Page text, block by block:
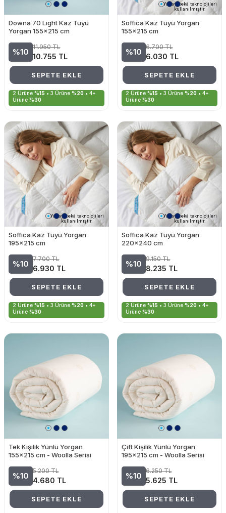
Downa 70 Light Kaz Tüyü
Yorgan 155x215 cm
%10
11.950TL
10.755 TL
SEPETE EKLE
2 Ürüne %15 • 3 Ürüne %20 • 4+
Ürüne %30
Yapay zekâ teknolojileri
kullanılmıştır.
Soffica Kaz Tüyü Yorgan
155x215 cm
%10
6.700TL
6.030 TL
SEPETE EKLE
2 Ürüne %15 • 3 Ürüne %20 • 4+
Ürüne %30
Yapay zekâ teknolojileri
kullanılmıştır.
Soffica Kaz Tüyü Yorgan
195x215 cm
%10
7.700TL
6.930 TL
SEPETE EKLE
2 Ürüne %15 • 3 Ürüne %20 • 4+
Ürüne %30
Yapay zekâ teknolojileri
kullanılmıştır.
Soffica Kaz Tüyü Yorgan
220x240 cm
%10
9.150TL
8.235 TL
SEPETE EKLE
2 Ürüne %15 • 3 Ürüne %20 • 4+
Ürüne %30
Tek Kişilik Yünlü Yorgan
155x215 cm - Woolla Serisi
%10
5.200TL
4.680 TL
SEPETE EKLE
Çift Kişilik Yünlü Yorgan
195x215 cm - Woolla Serisi
%10
6.250TL
5.625 TL
SEPETE EKLE